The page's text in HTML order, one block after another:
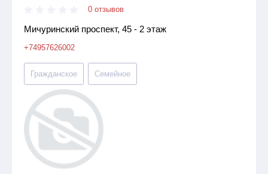
0 отзывов
Мичуринский проспект, 45 - 2 этаж
+74957626002
Гражданское Семейное